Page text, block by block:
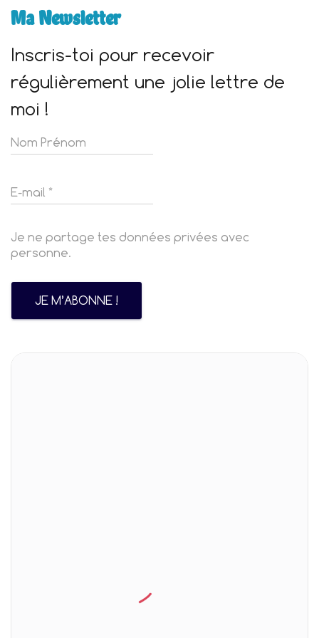
Ma Newsletter
Inscris-toi pour recevoir
régulièrement une jolie lettre de
moi !
Je ne partage tes données privées avec
personne.